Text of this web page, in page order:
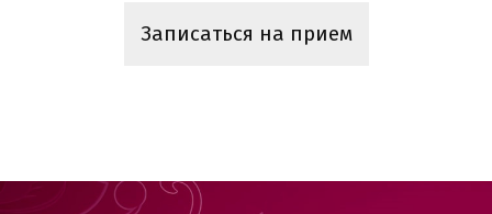
Записаться на прием